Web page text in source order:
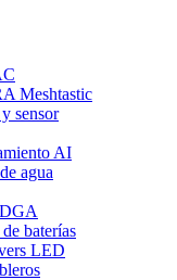
Meshtastic
sensor
AI
agua
baterías
LED